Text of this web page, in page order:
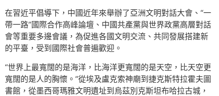
在習近平倡導下，中國近年來舉辦了亞洲文明對話大會、“一
帶一路”國際合作高峰論壇、中國共產黨與世界政黨高層對話
會等重要多邊會議，為促進各國文明交流、共同發展搭建新
的平臺，受到國際社會普遍歡迎。
“世界上最寬闊的是海洋，比海洋更寬闊的是天空，比天空更
寬闊的是人的胸懷。”從埃及盧克索神廟到捷克斯特拉霍夫圖
書館，從墨西哥瑪雅文明遺址到烏茲別克斯坦布哈拉古城，